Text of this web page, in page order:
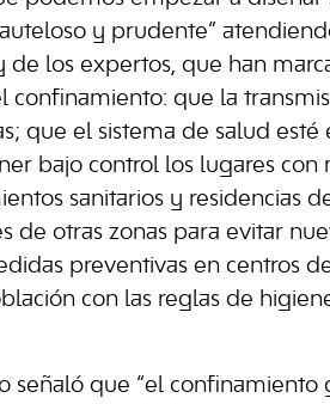
y prudente”
los expertos, que han
confinamiento: que la
que el sistema de salud esté
bajo control los lugares con
sanitarios y residencias
de otras zonas para evitar
preventivas en centros
con las reglas de
señaló que “el confinamiento